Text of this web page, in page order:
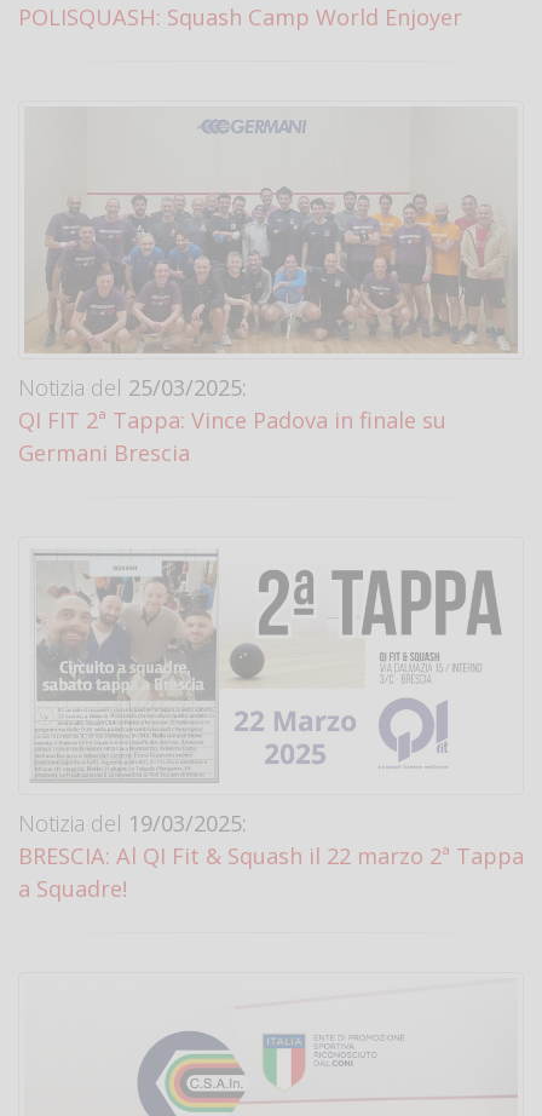
POLISQUASH: Squash Camp World Enjoyer
Notizia del 25/03/2025:
QI FIT 2ª Tappa: Vince Padova in finale su
Germani Brescia
Notizia del 19/03/2025:
BRESCIA: Al QI Fit & Squash il 22 marzo 2ª Tappa
a Squadre!